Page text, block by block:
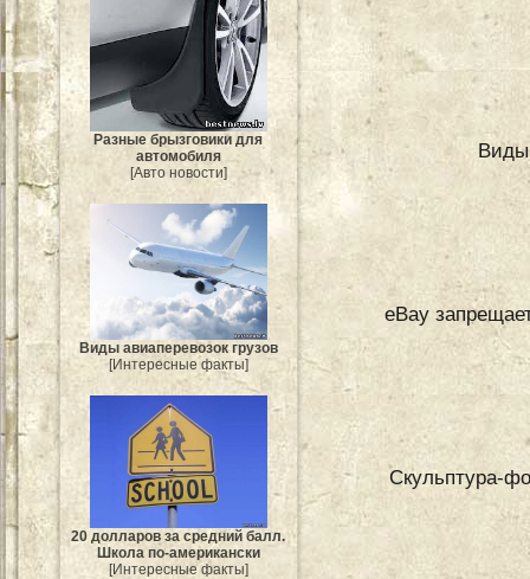
Разные брызговики для
автомобиля
[Авто новости]
Виды авиаперевозок грузов
[Интересные факты]
20 долларов за средний балл.
Школа по-американски
[Интересные факты]
Виды
eBay
Скульптура-